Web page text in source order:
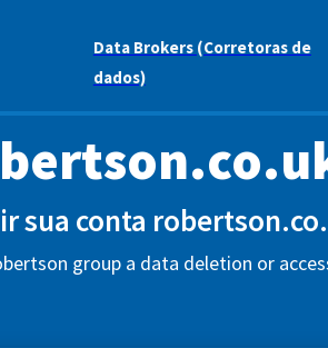
Data Brokers (Corretoras de
dados)
sua conta
group a data deletion or